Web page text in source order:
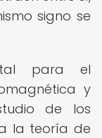
signo se
para el
y
de los
la teoría de